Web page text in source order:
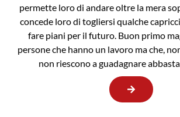
permette loro di andare oltre la mera
concede loro di togliersi qualche
fare piani per il futuro. Buon primo
persone che hanno un lavoro ma che,
non riescono a guadagnare